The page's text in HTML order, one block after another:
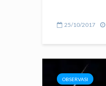
25/10/2017
OBSERVASI